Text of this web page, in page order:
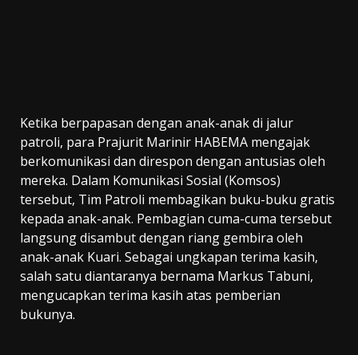
Ketika berpapasan dengan anak-anak di jalur
patroli, para Prajurit Marinir HABEMA mengajak
berkomunikasi dan direspon dengan antusias oleh
mereka. Dalam Komunikasi Sosial (Komsos)
tersebut, Tim Patroli membagikan buku-buku gratis
kepada anak-anak. Pembagian cuma-cuma tersebut
langsung disambut dengan riang gembira oleh
anak-anak Kuari. Sebagai ungkapan terima kasih,
salah satu diantaranya bernama Markus Tabuni,
mengucapkan terima kasih atas pemberian
bukunya.